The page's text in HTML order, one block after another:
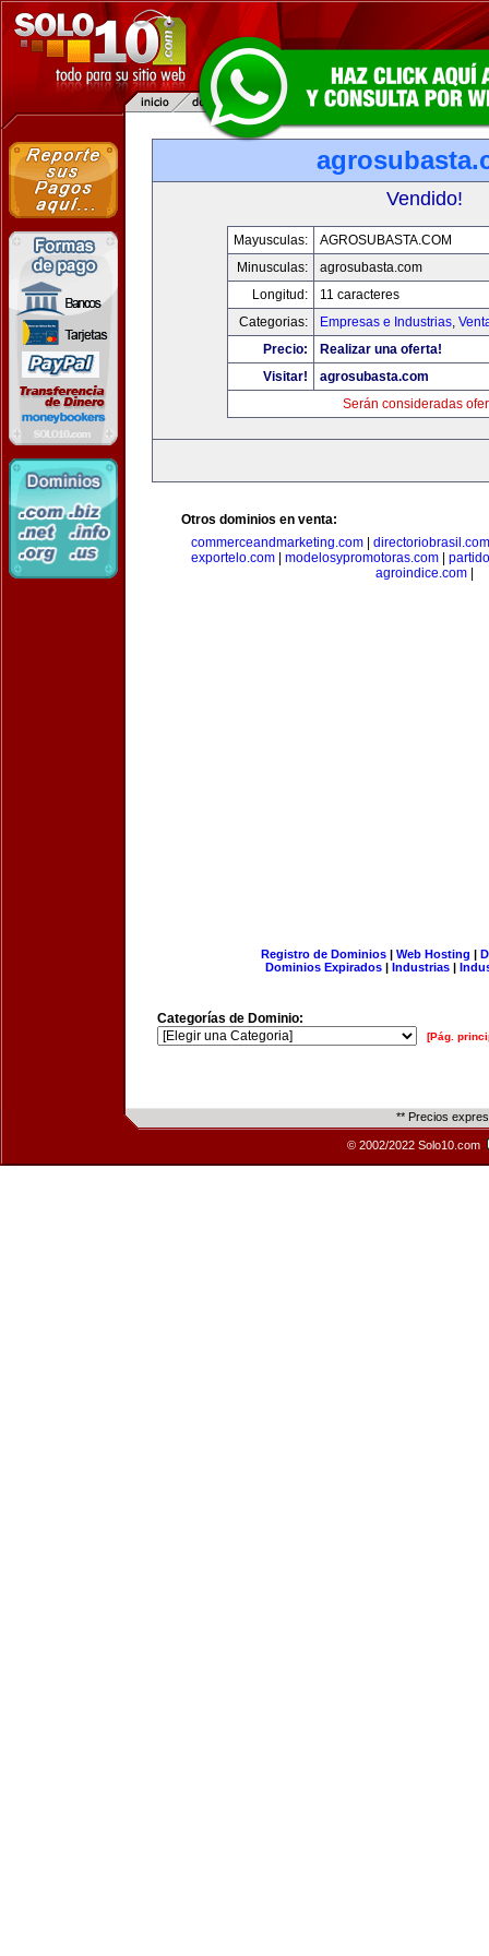
Vendido!
Mayusculas:
AGROSUBASTA.COM
Minusculas:
agrosubasta.com
Longitud:
11 caracteres
Categorias:
Empresas e Industrias,
Precio:
Realizar una oferta!
Visitar!
agrosubasta.com
Serán consideradas
Otros dominios en venta:
commerceandmarketing.com| directoriobrasil.com
exportelo.com
modelosypromotoras.com
agroindice.com
Registro de Dominios| Web Hosting |
Dominios Expirados | Industrias |
Categorías de Dominio:
[Pág.
** Precios
© 2002/2022 Solo10.com